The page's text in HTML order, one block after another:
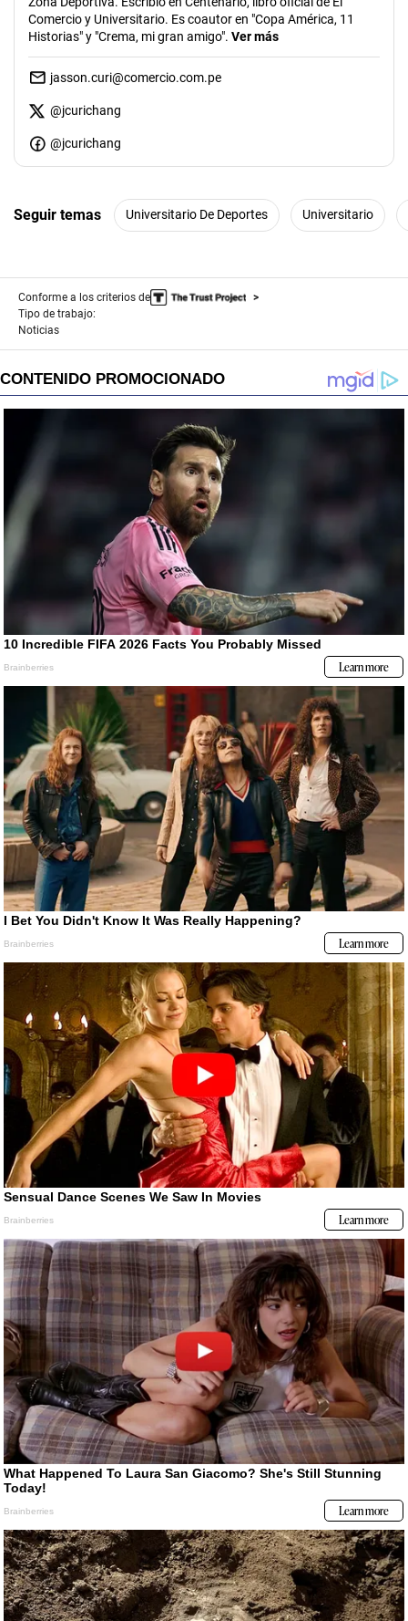
Comercio y Universitario. Es coautor en "Copa América, 11
Historias" y "Crema, mi gran amigo". Ver más
jasson.curi@comercio.com.pe
@jcurichang
@jcurichang
Seguir temas Universitario De Deportes Universitario
Conforme a los criterios de
Tipo de trabajo:
Noticias